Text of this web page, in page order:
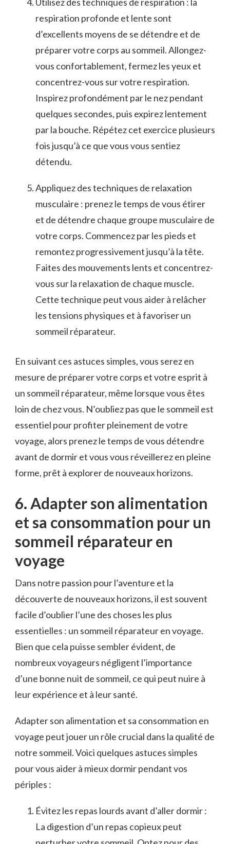
Utilisez‍ des techniques ‌de⁣ respiration : la
respiration profonde et⁣ lente sont
‍d’excellents moyens de se détendre et de
préparer votre corps⁤ au sommeil. Allongez-
vous confortablement, fermez les yeux et ​
concentrez-vous sur votre respiration.
Inspirez profondément par le nez pendant
quelques secondes, ⁣puis expirez lentement
par ⁤la bouche. Répétez cet exercice plusieurs
‌fois⁢ jusqu’à ce⁢ que vous vous ⁤sentiez
détendu.
Appliquez des techniques de relaxation
musculaire : ⁣prenez le​ temps de vous étirer
et de ‌détendre chaque groupe‍ musculaire de
votre ‌corps. Commencez par les pieds et
remontez progressivement jusqu’à la tête.
Faites des mouvements ​lents et concentrez-
vous sur la relaxation de chaque muscle.‌
Cette ​technique ⁢peut vous aider à relâcher
les tensions physiques et à favoriser un
sommeil réparateur.
En ⁢suivant ces astuces simples, vous ‍serez en
mesure de préparer votre corps et votre esprit à
un sommeil réparateur, même⁣ lorsque vous êtes
⁣loin de chez‍ vous. N’oubliez ‍pas que le⁣ sommeil est
essentiel pour profiter pleinement de votre
voyage, alors prenez le temps de vous détendre
avant de ⁢dormir et vous vous⁤ réveillerez en ​pleine
forme, prêt à explorer de nouveaux⁣ horizons.
6. Adapter son ⁤alimentation
et sa consommation pour un
sommeil réparateur en
voyage
Dans notre passion pour l’aventure et la
découverte de nouveaux horizons, il est⁣ souvent
facile d’oublier l’une des choses les plus
essentielles​ : un sommeil réparateur en voyage.
Bien que cela ⁤puisse sembler évident, de
nombreux voyageurs négligent l’importance‌
d’une bonne nuit de sommeil, ​ce qui peut nuire à
leur expérience et à leur santé.
Adapter‌ son alimentation et sa consommation ‍en
voyage peut jouer un rôle crucial dans la qualité de⁣
notre sommeil. Voici quelques astuces simples‌
pour vous aider à mieux dormir ⁤pendant vos ​
périples :
Évitez les repas lourds avant d’aller dormir :
La ​digestion d’un repas copieux peut